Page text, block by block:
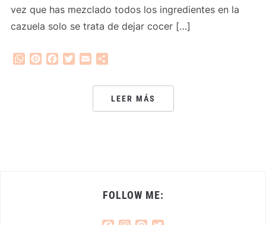
vez que has mezclado todos los ingredientes en la
cazuela solo se trata de dejar cocer […]
WhatsApp
PinterestFacebook
Twitter
Email
LEER MÁS
FOLLOW ME: